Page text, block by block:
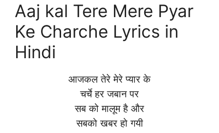
Aaj kal Tere Mere Pyar
Ke Charche Lyrics in
Hindi
आजकल तेरे मेरे प्यार के
चर्चे हर जबान पर
सब को मालूम है और
सबको खबर हो गयी